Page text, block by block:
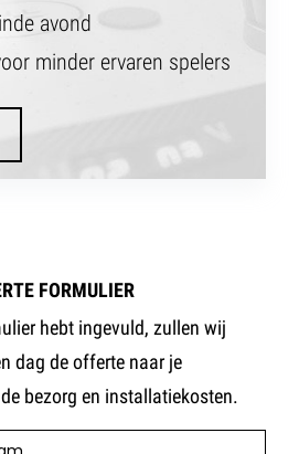
avond
minder ervaren spelers
FORMULIER
hebt ingevuld, zullen wij
dag de offerte naar je
bezorg en installatiekosten.